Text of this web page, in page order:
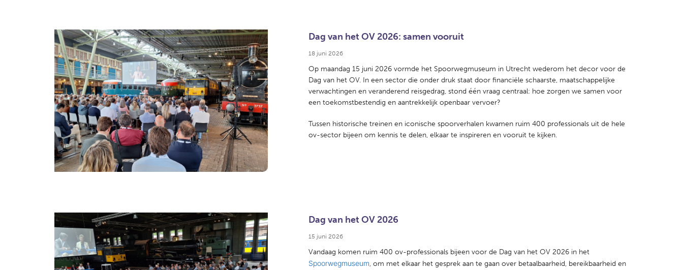
Dag van het OV 2026: samen vooruit
18 juni 2026
Op maandag 15 juni 2026 vormde het Spoorwegmuseum in Utrecht wederom het decor voor de
Dag van het OV. In een sector die onder druk staat door financiële schaarste, maatschappelijke
verwachtingen en veranderend reisgedrag, stond één vraag centraal: hoe zorgen we samen voor
een toekomstbestendig en aantrekkelijk openbaar vervoer?
Tussen historische treinen en iconische spoorverhalen kwamen ruim 400 professionals uit de hele
ov-sector bijeen om kennis te delen, elkaar te inspireren en vooruit te kijken.
Dag van het OV 2026
15 juni 2026
Vandaag komen ruim 400 ov-professionals bijeen voor de Dag van het OV 2026 in het
Spoorwegmuseum, om met elkaar het gesprek aan te gaan over betaalbaarheid, bereikbaarheid en